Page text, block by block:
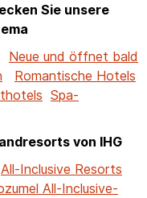
Sie unsere
Neue und öffnet bald
Romantische Hotels
Spa-
von IHG
All-Inclusive Resorts
All-Inclusive-